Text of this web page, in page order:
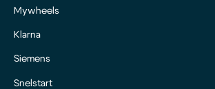
Mywheels
Klarna
Siemens
Snelstart